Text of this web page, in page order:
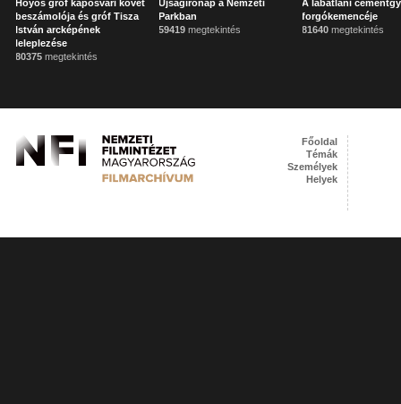
Hoyos gróf kaposvári követ
beszámolója és gróf Tisza
István arcképének
leleplezése
80375 megtekintés
Újságírónap a Nemzeti
Parkban
59419 megtekintés
A lábatlani
forgókemencéje
81640 megtekintés
Főoldal
Témák
Személyek
Helyek